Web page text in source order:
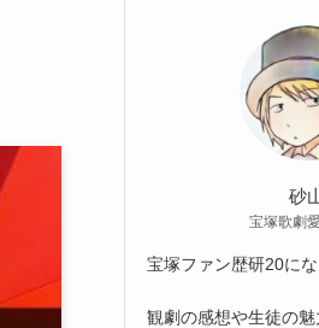
砂
宝塚歌劇
宝塚ファン歴研20にな
観劇の感想や生徒の